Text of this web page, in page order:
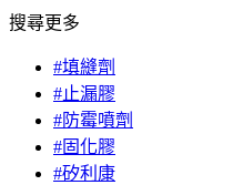
搜尋更多
#填縫劑
#止漏膠
#防霉噴劑
#固化膠
#矽利康